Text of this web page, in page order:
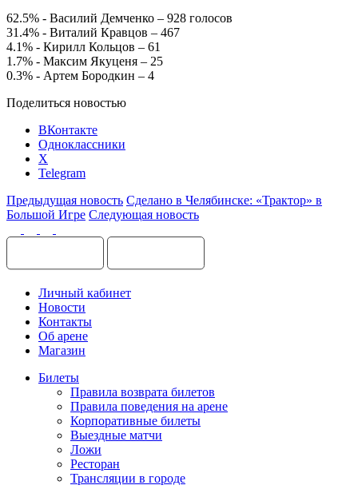
62.5% - Василий Демченко – 928 голосов
31.4% - Виталий Кравцов – 467
4.1% - Кирилл Кольцов – 61
1.7% - Максим Якуценя – 25
0.3% - Артем Бородкин – 4
Поделиться новостью
ВКонтакте
Одноклассники
X
Telegram
Предыдущая новость Сделано в Челябинске: «Трактор» в
Большой Игре Следующая новость
Личный кабинет
Новости
Контакты
Об арене
Магазин
Билеты
Правила возврата билетов
Правила поведения на арене
Корпоративные билеты
Выездные матчи
Ложи
Ресторан
Трансляции в городе